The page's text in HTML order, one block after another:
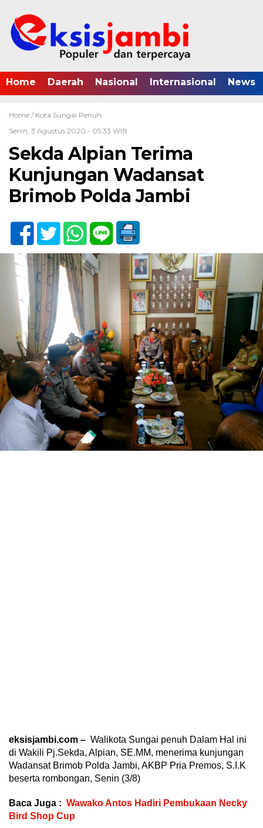
Home Daerah Nasional Internasional News
Home / Kota Sungai Penuh
Senin, 3 Agustus 2020 - 05:33 WIB
Sekda Alpian Terima
Kunjungan Wadansat
Brimob Polda Jambi
eksisjambi.com – Walikota Sungai penuh Dalam Hal ini
di Wakili Pj.Sekda, Alpian, SE.MM, menerima kunjungan
Wadansat Brimob Polda Jambi, AKBP Pria Premos, S.I.K
beserta rombongan, Senin (3/8)
Baca Juga : Wawako Antos Hadiri Pembukaan Necky
Bird Shop Cup